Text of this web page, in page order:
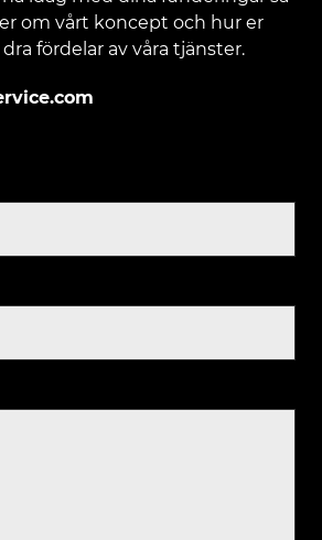
om vårt koncept och hur er
fördelar av våra tjänster.